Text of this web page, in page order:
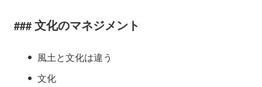
文化のマネジメント
風土と文化は違う
文化